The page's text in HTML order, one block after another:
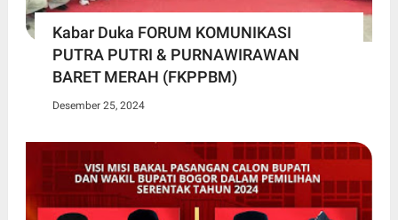
Kabar Duka FORUM KOMUNIKASI
PUTRA PUTRI & PURNAWIRAWAN
BARET MERAH (FKPPBM)
Desember 25, 2024